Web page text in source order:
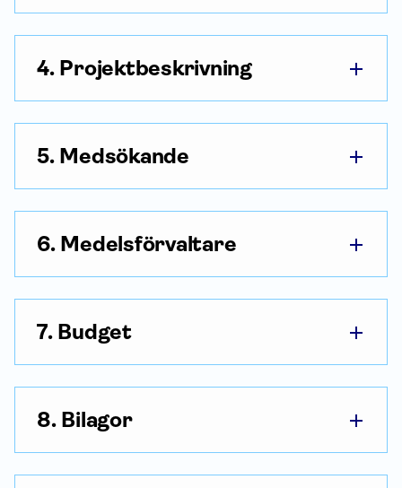
4. Projektbeskrivning
5. Medsökande
6. Medelsförvaltare
7. Budget
8. Bilagor